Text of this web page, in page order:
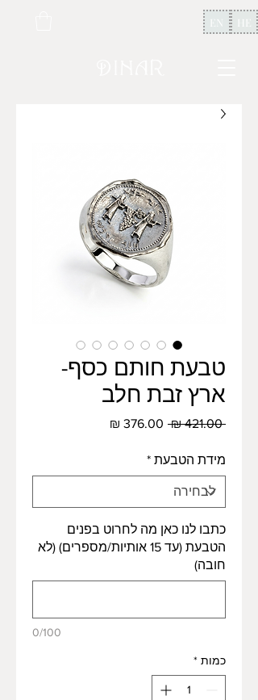
EN HE
טבעת חותם כסף-
ארץ זבת חלב
‏421.00 ‏₪
מחיר
מידת הטבעת *
כתבו לנו כאן מה לחרוט בפנים
הטבעת (עד 15 אותיות/מספרים) (לא
חובה)
0/100
כמות *